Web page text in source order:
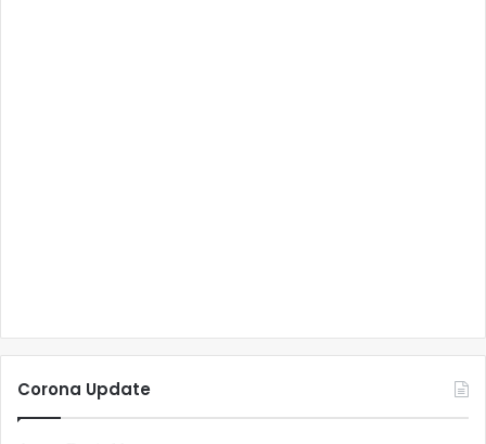
Corona Update